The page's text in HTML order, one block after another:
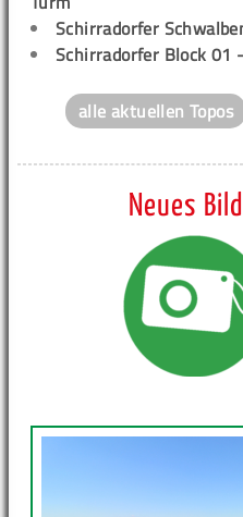
Schirradorfer
Schirradorfer Block 01
alle aktuellen Topos
Neues